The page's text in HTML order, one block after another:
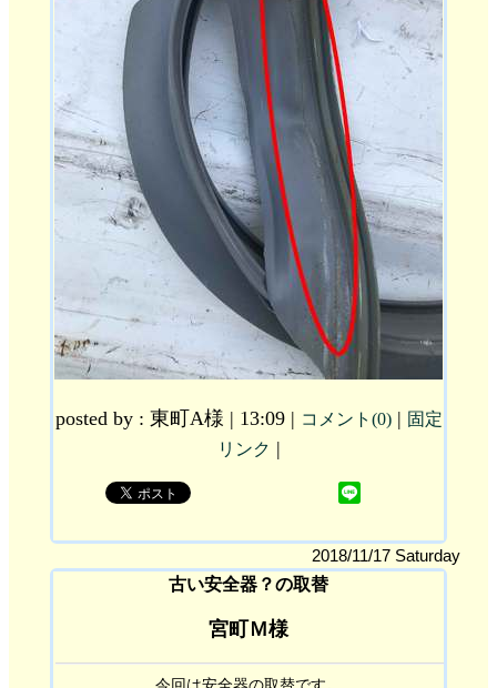
posted by : 東町A様 | 13:09 | コメント(0)| 固定
リンク |
2018/11/17 Saturday
古い安全器？の取替
宮町Ｍ様